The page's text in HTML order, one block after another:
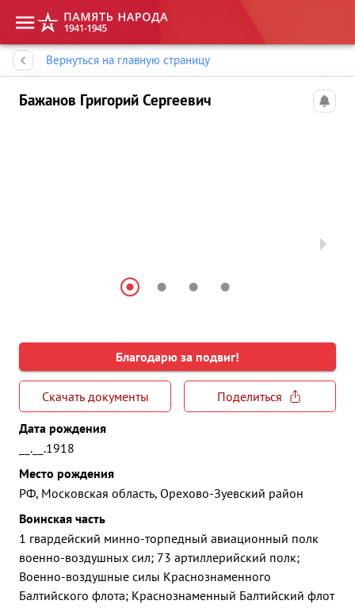
Вернуться на главную страницу
Бажанов Григорий Сергеевич
Благодарю за подвиг!
Скачать документы
Поделиться
Дата рождения
__.__.1918
Место рождения
РФ, Московская область, Орехово-Зуевский район
Воинская часть
1 гвардейский минно-торпедный авиационный полк
военно-воздушных сил; 73 артиллерийский полк;
Военно-воздушные силы Краснознаменного
Балтийского флота; Краснознаменный Балтийский флот
Память народа